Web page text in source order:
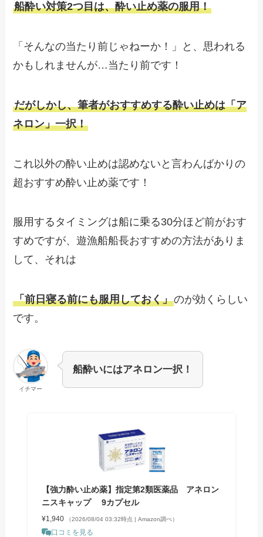
船酔い対策2つ目は、酔い止め薬の服用！
「そんなの当たり前じゃねーか！」と、思われる
かもしれませんが…当たり前です！
だがしかし、筆者がおすすめする酔い止めは「ア
ネロン」一択！
これ以外の酔い止めは認めないと言わんばかりの
超おすすめ酔い止め薬です！
服用するタイミングは船に乗る30分ほど前がおす
すめですが、遊漁船船長おすすめの方法がありま
して、それは
「前日寝る前にも服用しておく」のが効くらしい
です。
イチマー
船酔いにはアネロン一択！
【強力酔い止め薬】指定第2類医薬品 アネロン
ニスキャップ 9カプセル
¥1,940 （2026/08/04 03:32時点 | Amazon調べ）
口コミを見る